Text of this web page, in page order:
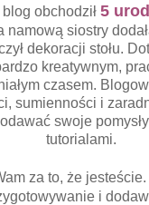
obchodził 5
namową siostry
dekoracji stołu.
kreatywnym,
czasem.
sumienności i
swoje
tutorialami.
za to, że
i